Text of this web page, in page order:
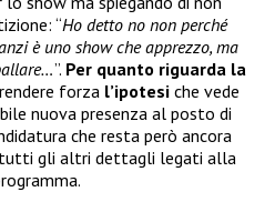
“Ho detto no non perché
è uno show che apprezzo, ma
”. Per quanto riguarda la
forza l’ipotesi che vede
nuova presenza al posto di
che resta però ancora
tutti gli altri dettagli legati alla